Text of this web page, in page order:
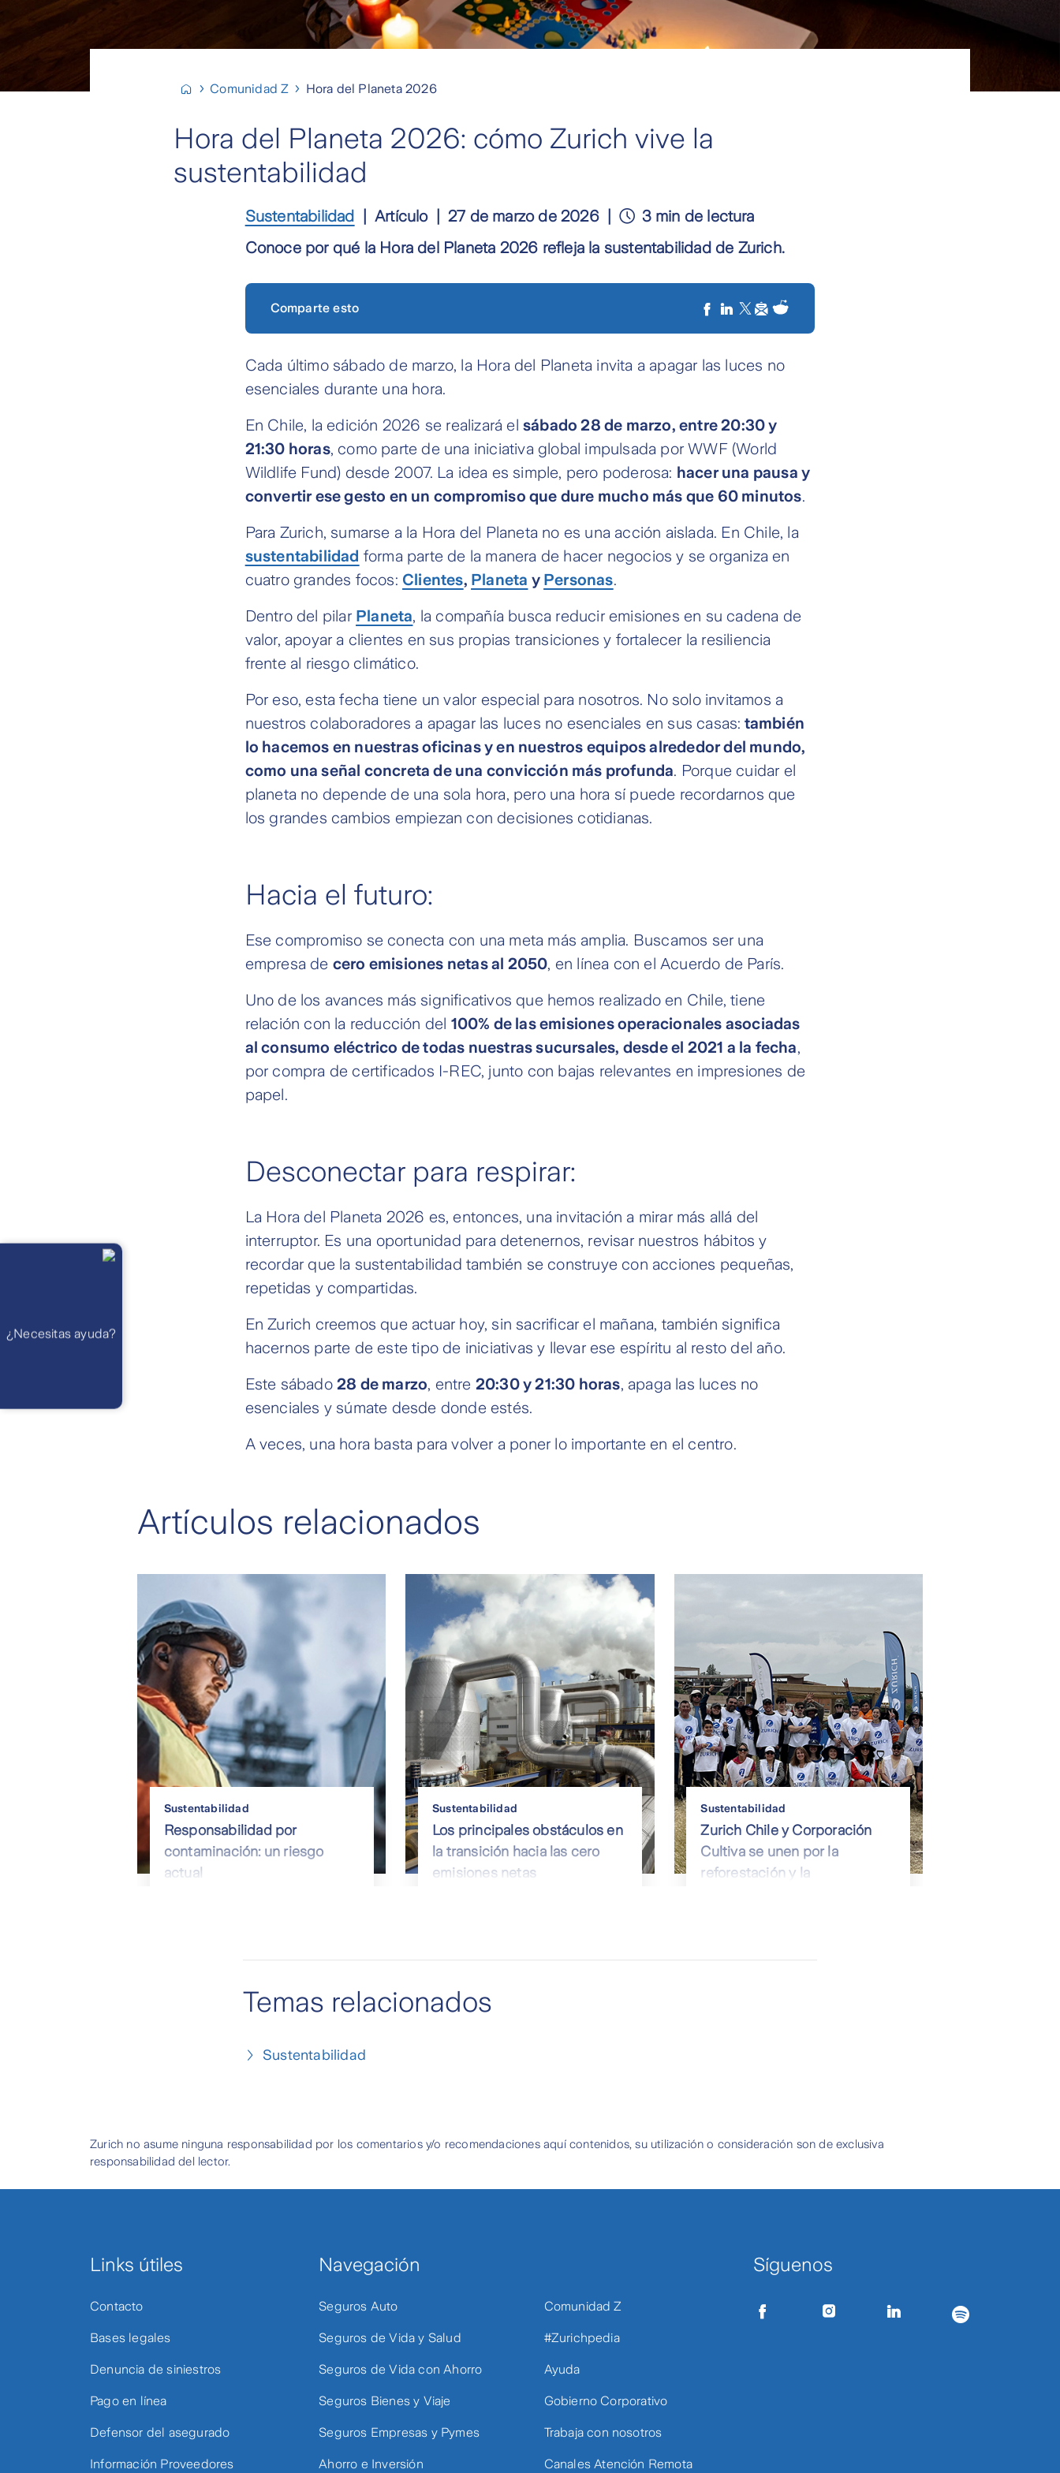
Comunidad Z Hora del Planeta 2026
Hora del Planeta 2026: cómo Zurich vive la
sustentabilidad
Sustentabilidad Artículo 27 de marzo de 2026
3 min de lectura
Conoce por qué la Hora del Planeta 2026 refleja la sustentabilidad de Zurich.
Comparte esto
Cada último sábado de marzo, la Hora del Planeta invita a apagar las luces no
esenciales durante una hora.
En Chile, la edición 2026 se realizará elsábado 28 de marzo, entre20:30 y
21:30 horas, como parte de una iniciativa global impulsada por WWF (World
Wildlife Fund) desde 2007. La idea es simple, pero poderosa: hacer una pausa y
convertir ese gesto en un compromiso que dure mucho más que 60 minutos.
Para Zurich, sumarse a la Hora del Planeta no es una acción aislada. En Chile, la
sustentabilidad forma parte de la manera de hacer negocios y se organiza en
cuatro grandes focos: Clientes, Planeta y Personas.
Dentro del pilar Planeta, la compañía busca reducir emisiones en su cadena de
valor, apoyar a clientes en sus propias transiciones y fortalecer la resiliencia
frente al riesgo climático.
Por eso, esta fecha tiene un valor especial para nosotros. No solo invitamos a
nuestros colaboradores a apagar las luces no esenciales en sus casas: también
lo hacemos en nuestras oficinas y en nuestros equipos alrededor del mundo,
como una señal concreta de una convicción más profunda. Porque cuidar el
planeta no depende de una sola hora, pero una hora sí puede recordarnos que
los grandes cambios empiezan con decisiones cotidianas.
Hacia el futuro:
Ese compromiso se conecta con una meta más amplia. Buscamos ser una
empresa de cero emisiones netas al 2050, en línea con el Acuerdo de París.
Uno de los avances más significativos que hemos realizado en Chile, tiene
relación con la reducción del 100% de las emisiones operacionales asociadas
al consumo eléctrico de todas nuestras sucursales, desde el 2021 a la fecha,
por compra de certificados I-REC, junto con bajas relevantes en impresiones de
papel.
Desconectar para respirar:
La Hora del Planeta 2026 es, entonces, una invitación a mirar más allá del
interruptor. Es una oportunidad para detenernos, revisar nuestros hábitos y
recordar que la sustentabilidad también se construye con acciones pequeñas,
repetidas y compartidas.
En Zurich creemos que actuar hoy, sin sacrificar el mañana, también significa
hacernos parte de este tipo de iniciativas y llevar ese espíritu al resto del año.
Este sábado28 de marzo, entre 20:30 y 21:30 horas, apaga las luces no
esenciales y súmate desde donde estés.
A veces, una hora basta para volver a poner lo importante en el centro.
Artículos relacionados
Sustentabilidad
Responsabilidad por
contaminación: un riesgo
actual
Sustentabilidad
Los principales obstáculos en
la transición hacia las cero
emisiones netas
Sustentabilidad
Zurich Chile y Corporación
Cultiva se unen por la
reforestación y la
Temas relacionados
Sustentabilidad
Zurich no asume ninguna responsabilidad por los comentarios y/o recomendaciones aquí contenidos, su utilización o consideración son de exclusiva
responsabilidad del lector.
Links útiles
Contacto
Bases legales
Denuncia de siniestros
Pago en línea
Defensor del asegurado
Información Proveedores
Navegación
Seguros Auto
Seguros de Vida y Salud
Seguros de Vida con Ahorro
Seguros Bienes y Viaje
Seguros Empresas y Pymes
Ahorro e Inversión
Comunidad Z
#Zurichpedia
Ayuda
Gobierno Corporativo
Trabaja con nosotros
Canales Atención Remota
Síguenos
¿Necesitas ayuda?
Llámanos
Atención 24